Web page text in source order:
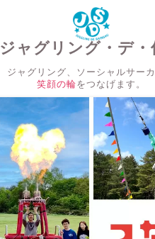
ジャグリング・デ・
ジャグリング、ソーシャルサー
笑顔の輪をつなげます。